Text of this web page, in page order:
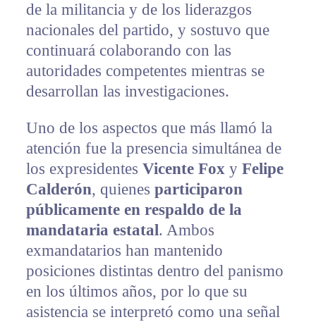
de la militancia y de los liderazgos
nacionales del partido, y sostuvo que
continuará colaborando con las
autoridades competentes mientras se
desarrollan las investigaciones.
Uno de los aspectos que más llamó la
atención fue la presencia simultánea de
los expresidentes Vicente Fox y Felipe
Calderón, quienes participaron
públicamente en respaldo de la
mandataria estatal. Ambos
exmandatarios han mantenido
posiciones distintas dentro del panismo
en los últimos años, por lo que su
asistencia se interpretó como una señal